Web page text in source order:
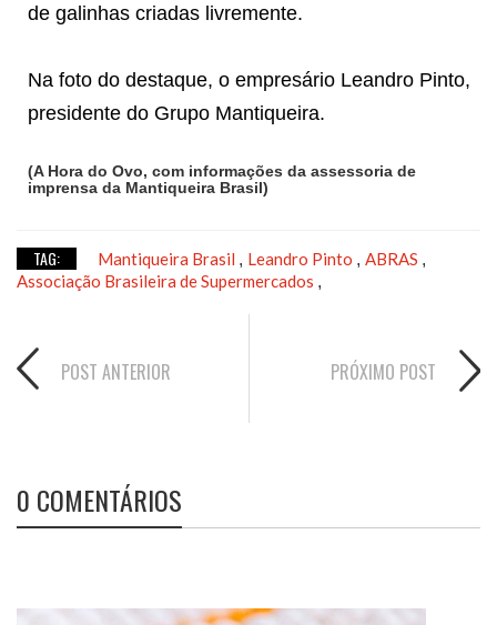
de galinhas criadas livremente.
Na foto do destaque, o empresário Leandro Pinto,
presidente do Grupo Mantiqueira.
(A Hora do Ovo, com informações da assessoria de
imprensa da Mantiqueira Brasil)
TAG: Mantiqueira Brasil , Leandro Pinto , ABRAS ,
Associação Brasileira de Supermercados ,
POST ANTERIOR PRÓXIMO POST
0 COMENTÁRIOS